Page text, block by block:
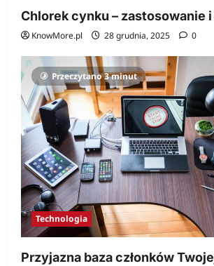
Chlorek cynku – zastosowanie
KnowMore.pl 28 grudnia, 2025 0
Przeczytano 3 minut
Technologia
Przyjazna baza członków